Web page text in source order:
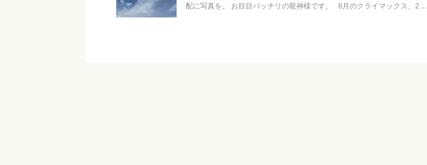
配に写真を。 お目目パッチリの龍神様です。 6月のクライマックス、2 ...